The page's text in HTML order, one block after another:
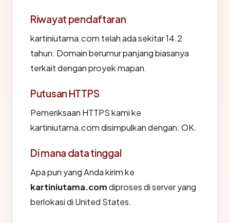
Riwayat pendaftaran
kartiniutama.com telah ada sekitar 14.2
tahun. Domain berumur panjang biasanya
terkait dengan proyek mapan.
Putusan HTTPS
Pemeriksaan HTTPS kami ke
kartiniutama.com disimpulkan dengan: OK.
Di mana data tinggal
Apa pun yang Anda kirim ke
kartiniutama.comdiproses di server yang
berlokasi di United States.